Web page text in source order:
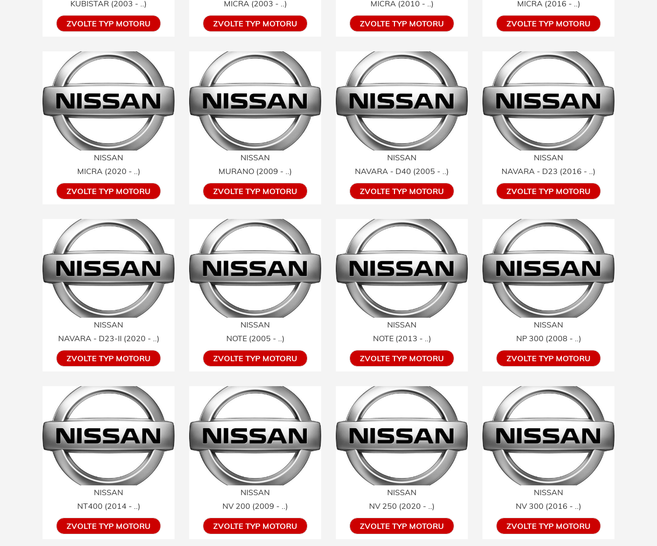
KUBISTAR (2003 - ..)
ZVOLTE TYP MOTORU
MICRA (2003 - ..)
ZVOLTE TYP MOTORU
MICRA (2010 - ..)
ZVOLTE TYP MOTORU
MICRA (2016 - ..)
ZVOLTE TYP MOTORU
NISSAN
MICRA (2020 - ..)
ZVOLTE TYP MOTORU
NISSAN
MURANO (2009 - ..)
ZVOLTE TYP MOTORU
NISSAN
NAVARA - D40 (2005 - ..)
ZVOLTE TYP MOTORU
NISSAN
NAVARA - D23 (2016 - ..)
ZVOLTE TYP MOTORU
NISSAN
NAVARA - D23-II (2020 - ..)
ZVOLTE TYP MOTORU
NISSAN
NOTE (2005 - ..)
ZVOLTE TYP MOTORU
NISSAN
NOTE (2013 - ..)
ZVOLTE TYP MOTORU
NISSAN
NP 300 (2008 - ..)
ZVOLTE TYP MOTORU
NISSAN
NT400 (2014 - ..)
ZVOLTE TYP MOTORU
NISSAN
NV 200 (2009 - ..)
ZVOLTE TYP MOTORU
NISSAN
NV 250 (2020 - ..)
ZVOLTE TYP MOTORU
NISSAN
NV 300 (2016 - ..)
ZVOLTE TYP MOTORU